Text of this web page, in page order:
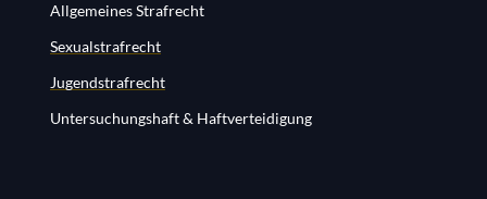
Allgemeines Strafrecht
Sexualstrafrecht
Jugendstrafrecht
Untersuchungshaft & Haftverteidigung